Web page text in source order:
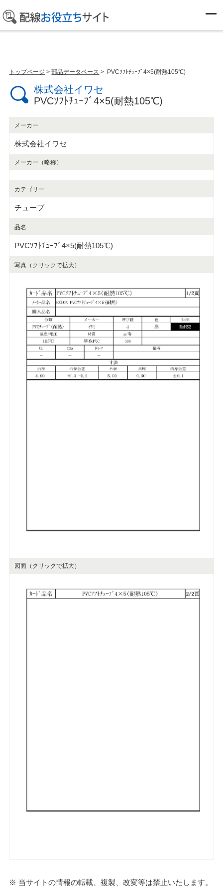
部品データベース
トップページ >部品データベース > PVCｿﾌﾄﾁｭｰﾌﾞ4×5(耐熱105℃)
株式会社イワセ
PVCｿﾌﾄﾁｭｰﾌﾞ4×5(耐熱105℃)
メーカー
株式会社イワセ
メーカー（略称）
カテゴリー
チューブ
品名
PVCｿﾌﾄﾁｭｰﾌﾞ4×5(耐熱105℃)
写真（クリックで拡大）
図面（クリックで拡大）
※ 当サイトの情報の転載、複製、改変等は禁止いたします。